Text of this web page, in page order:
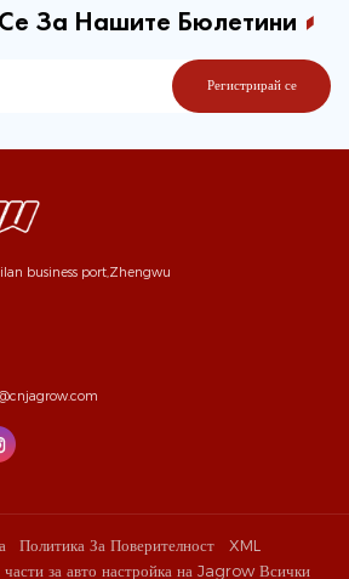
За Нашите Бюлетини
business port,Zhengwu
Политика За Поверителност
XML
за авто настройка на Jagrow Всички